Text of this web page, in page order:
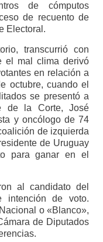
de cómputos
de recuento de
Electoral.
transcurrió con
el mal clima derivó
en relación a
octubre, cuando el
se presentó a
de la Corte, José
y oncólogo de 74
de izquierda
de Uruguay
para ganar en el
al candidato del
intención de voto.
o «Blanco»,
de Diputados